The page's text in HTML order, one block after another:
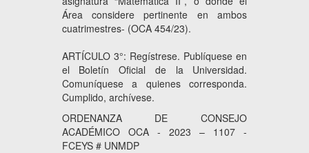
Área considere pertinente en ambos
cuatrimestres- (OCA 454/23).
ARTÍCULO 3°: Regístrese. Publíquese en
el Boletín Oficial de la Universidad.
Comuníquese a quienes corresponda.
Cumplido, archívese.
ORDENANZA DE CONSEJO
ACADÉMICO OCA - 2023 – 1107 -
FCEYS # UNMDP